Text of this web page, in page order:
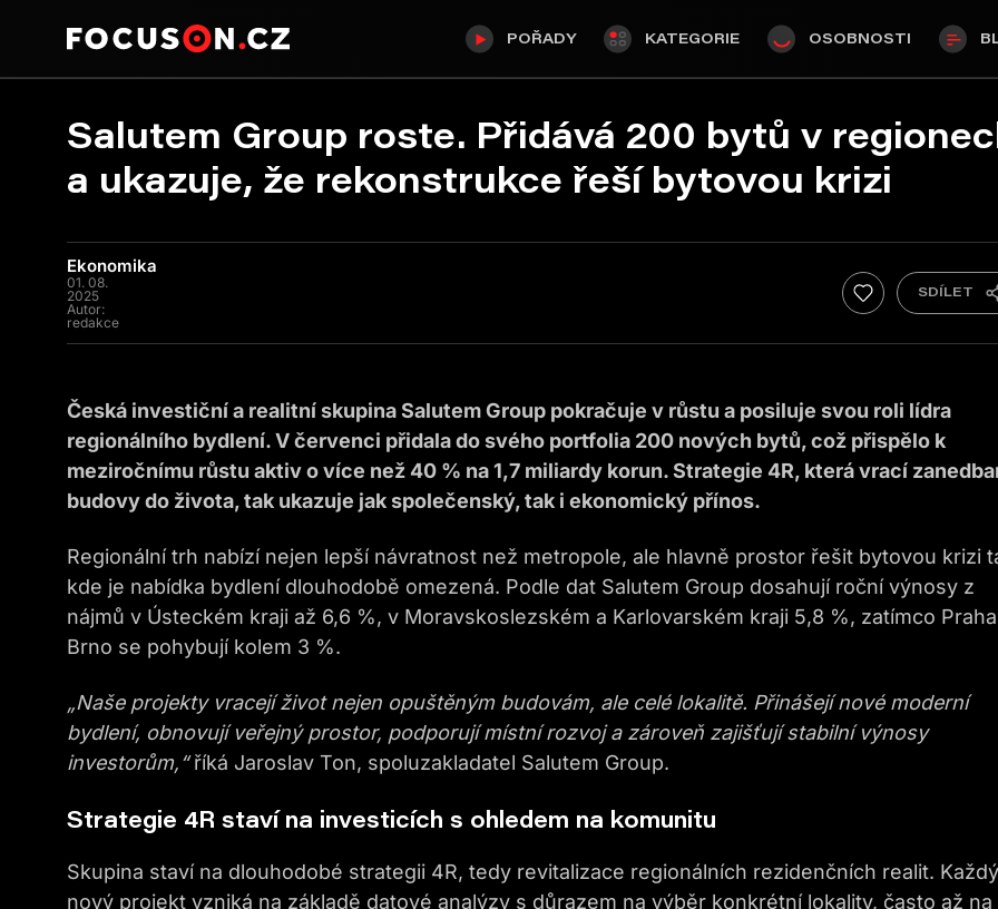
POŘADY KATEGORIE OSOBNOSTI
Salutem Group roste. Přidává 200 bytů v
a ukazuje, že rekonstrukce řeší bytovou krizi
Ekonomika
01. 08.
2025
Autor:
redakce
Česká investiční a realitní skupina Salutem Group pokračuje v růstu a posiluje svou roli lídra
regionálního bydlení. V červenci přidala do svého portfolia 200 nových bytů, což přispělo k
meziročnímu růstu aktiv o více než 40 % na 1,7 miliardy korun. Strategie 4R, která vrací
budovy do života, tak ukazuje jak společenský, tak i ekonomický přínos.
Regionální trh nabízí nejen lepší návratnost než metropole, ale hlavně prostor řešit bytovou krizi
kde je nabídka bydlení dlouhodobě omezená. Podle dat Salutem Group dosahují roční výnosy z
nájmů v Ústeckém kraji až 6,6 %, v Moravskoslezském a Karlovarském kraji 5,8 %, zatímco
Brno se pohybují kolem 3 %.
„Naše projekty vracejí život nejen opuštěným budovám, ale celé lokalitě. Přinášejí nové moderní
bydlení, obnovují veřejný prostor, podporují místní rozvoj a zároveň zajišťují stabilní výnosy
investorům,“říká Jaroslav Ton, spoluzakladatel Salutem Group.
Strategie 4R staví na investicích s ohledem na komunitu
Skupina staví na dlouhodobé strategii 4R, tedy revitalizace regionálních rezidenčních realit. Každý
nový projekt vzniká na základě datové analýzy s důrazem na výběr konkrétní lokality, často až na